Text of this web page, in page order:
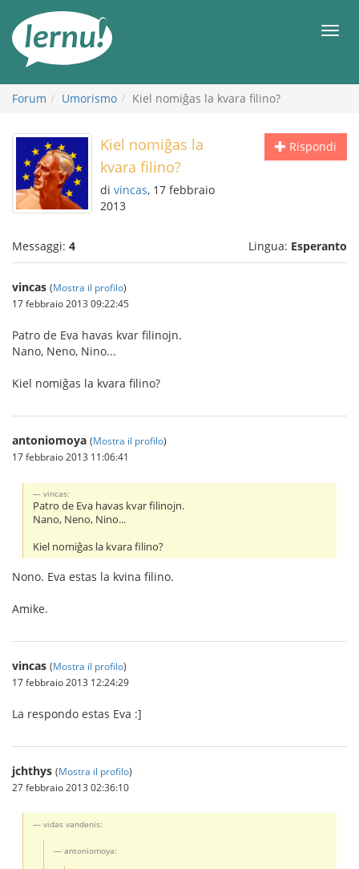
all’indice
Forum Umorismo Kiel nomiĝas la kvara filino?
Rispondi
Kiel nomiĝas la
kvara filino?
di vincas, 17 febbraio
2013
Messaggi: 4 Lingua: Esperanto
vincas (Mostra il profilo)
17 febbraio 2013 09:22:45
Patro de Eva havas kvar filinojn.
Nano, Neno, Nino...
Kiel nomiĝas la kvara filino?
antoniomoya (Mostra il profilo)
17 febbraio 2013 11:06:41
vincas:
Patro de Eva havas kvar filinojn.
Nano, Neno, Nino...
Kiel nomiĝas la kvara filino?
Nono. Eva estas la kvina filino.
Amike.
vincas (Mostra il profilo)
17 febbraio 2013 12:24:29
La respondo estas Eva :]
jchthys (Mostra il profilo)
27 febbraio 2013 02:36:10
vidas vandenis:
antoniomoya: